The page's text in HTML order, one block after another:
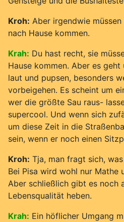
Kroh: Aber irgendwie
nach Hause kommen.
Krah: Du hast recht, sie
Hause kommen. Aber es geht
laut und pupsen, besonders
vorbeigehen. Es scheint um
wer die größte Sau raus-
supercool. Und wenn sich
um diese Zeit in die
sein, wenn er noch einen
Kroh: Tja, man fragt sich,
Bei Pisa wird wohl nur Mathe
Aber schließlich gibt es noch
Lebensqualität heben.
Krah: Ein höflicher Umgang